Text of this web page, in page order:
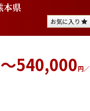
本県
お気に入り
540,000円／